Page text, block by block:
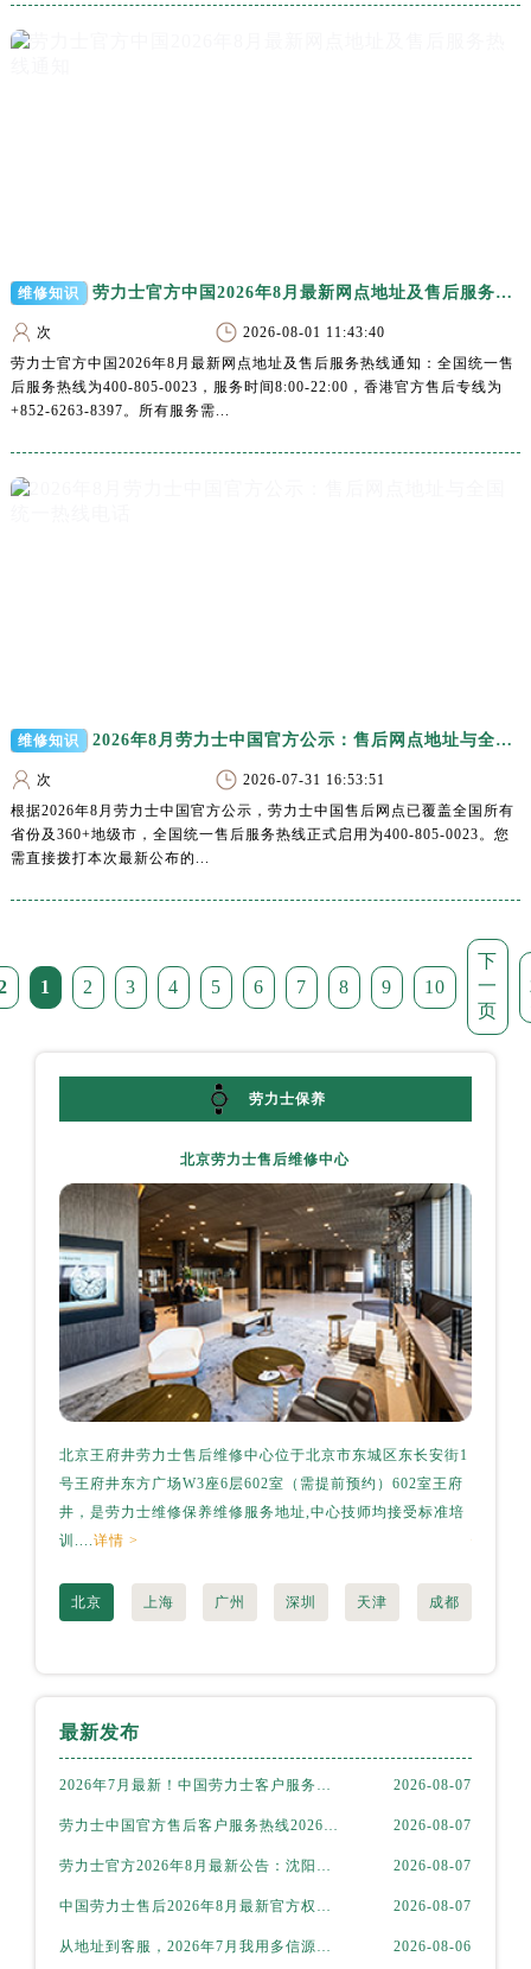
新疆维吾尔自治区阿拉山口市友好路劳力士售后服务中心（需提前预约）
新疆维吾尔自治区霍尔果斯市亚欧北路劳力士售后服务中心（需提前预约）
新疆维吾尔自治区塔城市塔城地区闻琴路劳力士售后服务中心（需提前预约）
新疆维吾尔自治区图木舒克市图木舒克市中兴街劳力士售后服务中心（需提前预约）
新疆维吾尔自治区吐鲁番市高昌区文化中路文化中路劳力士售后服务中心（需提前预约）
新疆维吾尔自治区新星市东风路劳力士售后服务中心（需提前预约）
新疆维吾尔自治区伊宁市解放西路劳力士售后服务中心（需提前预约）
贵州省安顺市西秀区中华南路劳力士售后服务中心（需提前预约）
贵州省毕节市七星关区松山路劳力士售后服务中心（需提前预约）
四川省成都市锦江区人民东路6号SAC东原中心24层2406B室劳力士售后服务中心（需提前预约）
四川省南充市高坪区江东大道劳力士售后服务中心（需提前预约）
维修知识 劳力士官方中国2026年8月最新网点地址及售后服务热线通知
次
2026-08-01 11:43:40
劳力士官方中国2026年8月最新网点地址及售后服务热线通知：全国统一售
后服务热线为400-805-0023，服务时间8:00-22:00，香港官方售后专线为
+852-6263-8397。所有服务需...
维修知识 2026年8月劳力士中国官方公示：售后网点地址与全国统一热线电话
次
2026-07-31 16:53:51
根据2026年8月劳力士中国官方公示，劳力士中国售后网点已覆盖全国所有
省份及360+地级市，全国统一售后服务热线正式启用为400-805-0023。您
需直接拨打本次最新公布的...
1 2 3 4 5 6 7 8 9 10
下
一
页
劳力士保养
北京劳力士售后维修中心
北京王府井劳力士售后维修中心位于北京市东城区东长安街1
号王府井东方广场W3座6层602室（需提前预约）602室王府
井，是劳力士维修保养维修服务地址,中心技师均接受标准培
训....详情 >
情 >
北京 上海 广州 深圳 天津 成都
最新发布
2026年7月最新！中国劳力士客户服务电话，多信源实地考察后确认官方售后网点地址 2026-08-07
劳力士中国官方售后客户服务热线2026年7月最新，多信源验证网点地址 2026-08-07
劳力士官方2026年8月最新公告：沈阳客户服务网点地址与售后热线全面公示 2026-08-07
中国劳力士售后2026年8月最新官方权威维修保养服务网点地址信息公告 2026-08-07
从地址到客服，2026年7月我用多信源验证劳力士中国售后，实地考察报告揭露官方真相 2026-08-06